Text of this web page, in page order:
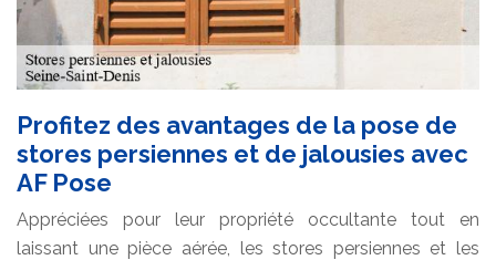
Profitez des avantages de la pose de
stores persiennes et de jalousies avec
AF Pose
Appréciées pour leur propriété occultante tout en
laissant une pièce aérée, les stores persiennes et les